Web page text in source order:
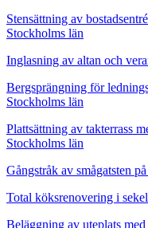
Stensättning av
Stockholms län
Inglasning av altan och
Bergsprängning för
Stockholms län
Plattsättning av takterrass
Stockholms län
Gångstråk av smågatsten
Total köksrenovering i
Beläggning av uteplats